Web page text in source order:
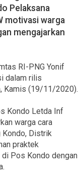
Pelaksana
motivasi warga
mengajarkan
RI-PNG Yonif
dalam rilis
Kamis (19/11/2020).
Kondo Letda Inf
warga cara
Kondo, Distrik
praktek
Pos Kondo dengan